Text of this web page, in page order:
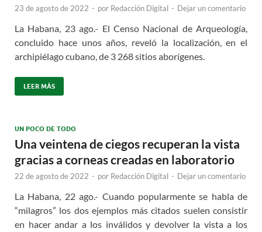
23 de agosto de 2022 - por Redacción Digital - Dejar un comentario
La Habana, 23 ago.- El Censo Nacional de Arqueología,
concluido hace unos años, reveló la localización, en el
archipiélago cubano, de 3 268 sitios aborígenes.
LEER MÁS
UN POCO DE TODO
Una veintena de ciegos recuperan la vista
gracias a corneas creadas en laboratorio
22 de agosto de 2022 - por Redacción Digital - Dejar un comentario
La Habana, 22 ago.- Cuando popularmente se habla de
“milagros” los dos ejemplos más citados suelen consistir
en hacer andar a los inválidos y devolver la vista a los